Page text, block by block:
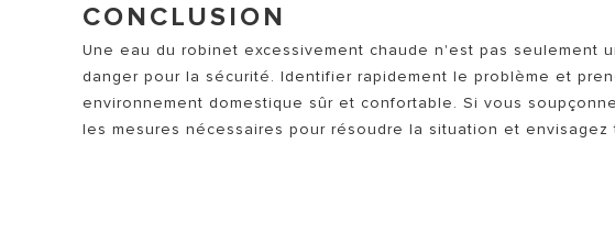
CONCLUSION
Une eau du robinet excessivement chaude n'est pas seulement
danger pour la sécurité. Identifier rapidement le problème et
environnement domestique sûr et confortable. Si vous
les mesures nécessaires pour résoudre la situation et